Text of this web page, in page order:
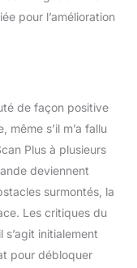
le proprie
film con
avanzata
Mac OS]
inclusa.
facilmente
a
unità
Plustek
del tuo
pour l’amélioration
de façon positive
s’il m’a fallu
Plus à plusieurs
deviennent
surmontés, la
Les critiques du
s’agit initialement
pour débloquer